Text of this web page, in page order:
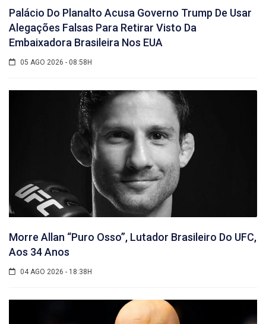
Palácio Do Planalto Acusa Governo Trump De Usar
Alegações Falsas Para Retirar Visto Da
Embaixadora Brasileira Nos EUA
05 AGO 2026 - 08:58H
Morre Allan “Puro Osso”, Lutador Brasileiro Do UFC,
Aos 34 Anos
04 AGO 2026 - 18:38H